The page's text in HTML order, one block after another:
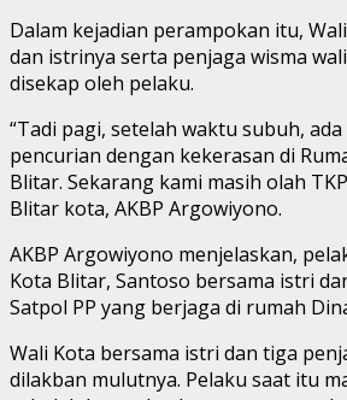
Dalam kejadian perampokan itu,
dan istrinya serta penjaga wisma
disekap oleh pelaku.
“Tadi pagi, setelah waktu subuh,
pencurian dengan kekerasan di
Blitar. Sekarang kami masih olah
Blitar kota, AKBP Argowiyono.
AKBP Argowiyono menjelaskan,
Kota Blitar, Santoso bersama istri
Satpol PP yang berjaga di rumah
Wali Kota bersama istri dan tiga
dilakban mulutnya. Pelaku saat itu